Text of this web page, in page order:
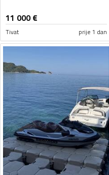
11 000€
Tivat prije 1 dan